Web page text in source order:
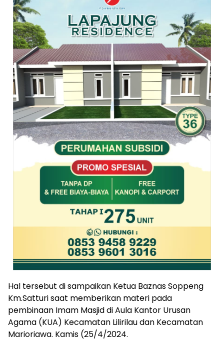
Hal tersebut di sampaikan Ketua Baznas Soppeng
Km.Satturi saat memberikan materi pada
pembinaan Imam Masjid di Aula Kantor Urusan
Agama (KUA) Kecamatan Lilirilau dan Kecamatan
Marioriawa. Kamis (25/4/2024.